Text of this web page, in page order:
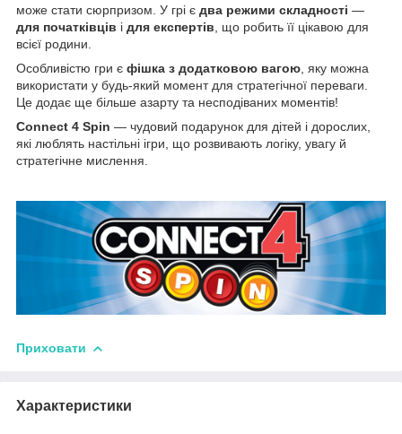
може стати сюрпризом. У грі є два режими складності —
для початківців і для експертів , що робить її цікавою для
всієї родини.
Особливістю гри є фішка з додатковою вагою , яку можна
використати у будь-який момент для стратегічної переваги.
Це додає ще більше азарту та несподіваних моментів!
Connect 4 Spin — чудовий подарунок для дітей і дорослих,
які люблять настільні ігри, що розвивають логіку, увагу й
стратегічне мислення.
Приховати
Характеристики